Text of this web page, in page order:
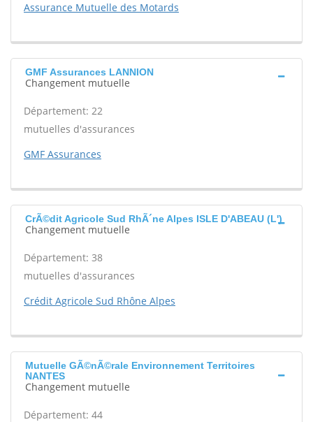
Assurance Mutuelle des Motards
GMF Assurances LANNION
Changement mutuelle
Département: 22
mutuelles d'assurances
GMF Assurances
CrÃ©dit Agricole Sud RhÃ´ne Alpes ISLE D'ABEAU (L')
Changement mutuelle
Département: 38
mutuelles d'assurances
Crédit Agricole Sud Rhône Alpes
Mutuelle GÃ©nÃ©rale Environnement Territoires
NANTES
Changement mutuelle
Département: 44